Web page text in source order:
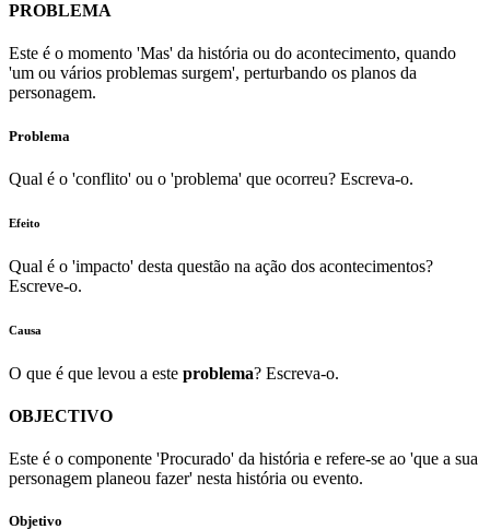
PROBLEMA
Este é o momento 'Mas' da história ou do acontecimento, quando
'um ou vários problemas surgem', perturbando os planos da
personagem.
Problema
Qual é o 'conflito' ou o 'problema' que ocorreu? Escreva-o.
Efeito
Qual é o 'impacto' desta questão na ação dos acontecimentos?
Escreve-o.
Causa
O que é que levou a este problema? Escreva-o.
OBJECTIVO
Este é o componente 'Procurado' da história e refere-se ao 'que a sua
personagem planeou fazer' nesta história ou evento.
Objetivo